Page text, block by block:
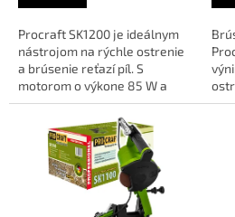
Procraft SK1200 je ideálnym
nástrojom na rýchle ostrenie
a brúsenie reťazí píl. S
motorom o výkone 85 W a
vysokými otáčkami 5000/min...